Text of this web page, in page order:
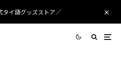
タイ語グッズストア／